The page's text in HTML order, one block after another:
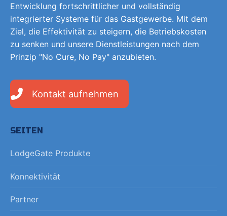
Entwicklung fortschrittlicher und vollständig
integrierter Systeme für das Gastgewerbe. Mit dem
Ziel, die Effektivität zu steigern, die Betriebskosten
zu senken und unsere Dienstleistungen nach dem
Prinzip "No Cure, No Pay" anzubieten.
Kontakt aufnehmen
SEITEN
LodgeGate Produkte
Konnektivität
Partner